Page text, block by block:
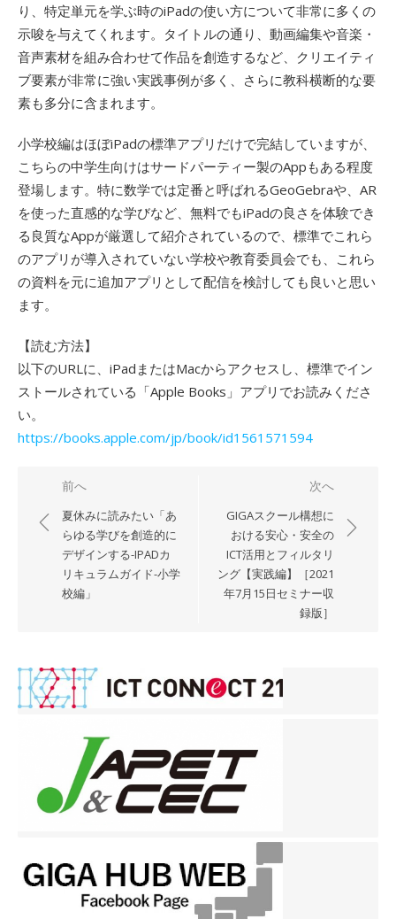
り、特定単元を学ぶ時のiPadの使い方について非常に多くの
示唆を与えてくれます。タイトルの通り、動画編集や音楽・
音声素材を組み合わせて作品を創造するなど、クリエイティ
ブ要素が非常に強い実践事例が多く、さらに教科横断的な要
素も多分に含まれます。
小学校編はほぼiPadの標準アプリだけで完結していますが、
こちらの中学生向けはサードパーティー製のAppもある程度
登場します。特に数学では定番と呼ばれるGeoGebraや、AR
を使った直感的な学びなど、無料でもiPadの良さを体験でき
る良質なAppが厳選して紹介されているので、標準でこれら
のアプリが導入されていない学校や教育委員会でも、これら
の資料を元に追加アプリとして配信を検討しても良いと思い
ます。
【読む方法】
以下のURLに、iPadまたはMacからアクセスし、標準でイン
ストールされている「Apple Books」アプリでお読みくださ
い。
https://books.apple.com/jp/book/id1561571594
ン
前へ
夏休みに読みたい「あ
らゆる学びを創造的に
デザインする-IPADカ
リキュラムガイド-小学
校編」
次へ
GIGAスクール構想に
おける安心・安全の
ICT活用とフィルタリ
ング【実践編】［2021
年7月15日セミナー収
録版］